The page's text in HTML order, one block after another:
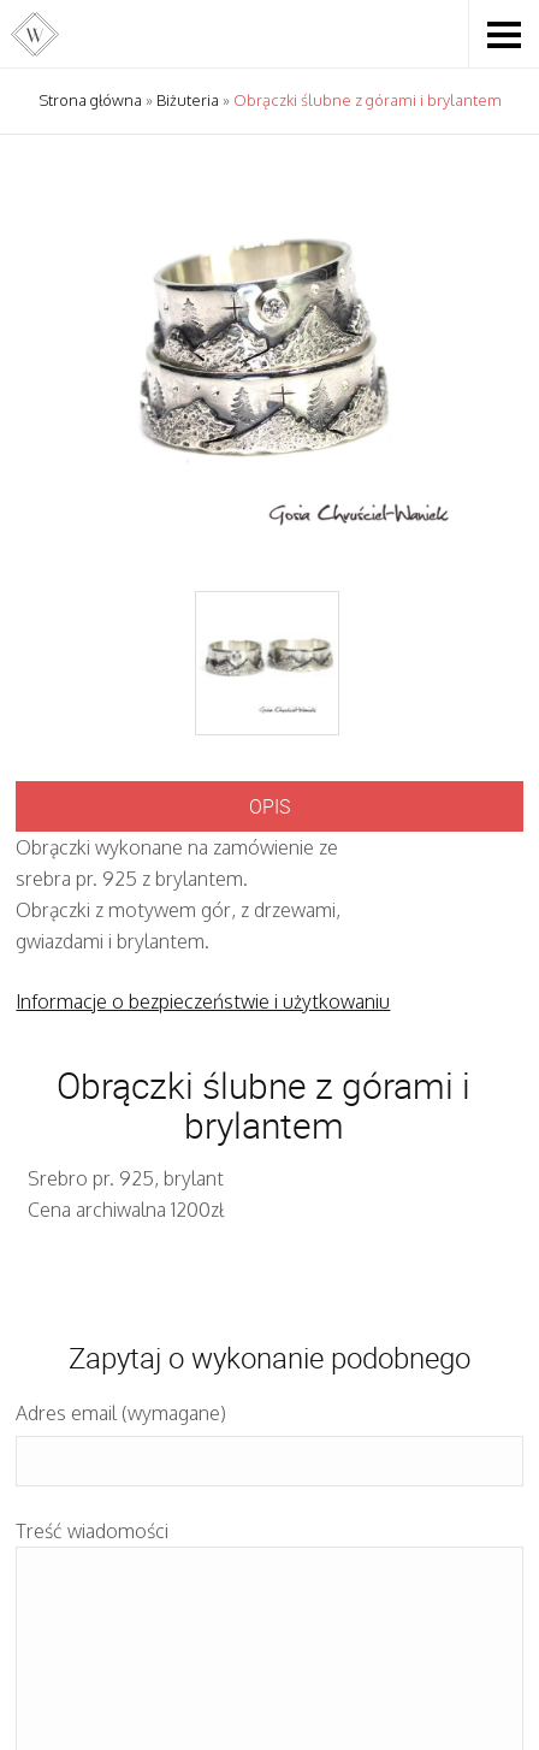
Strona główna » Biżuteria » Obrączki ślubne z górami i brylantem
OPIS
Obrączki wykonane na zamówienie ze
srebra pr. 925 z brylantem.
Obrączki z motywem gór, z drzewami,
gwiazdami i brylantem.
Informacje o bezpieczeństwie i użytkowaniu
Obrączki ślubne z górami i
brylantem
Srebro pr. 925, brylant
Cena archiwalna 1200zł
Zapytaj o wykonanie podobnego
Adres email (wymagane)
Treść wiadomości